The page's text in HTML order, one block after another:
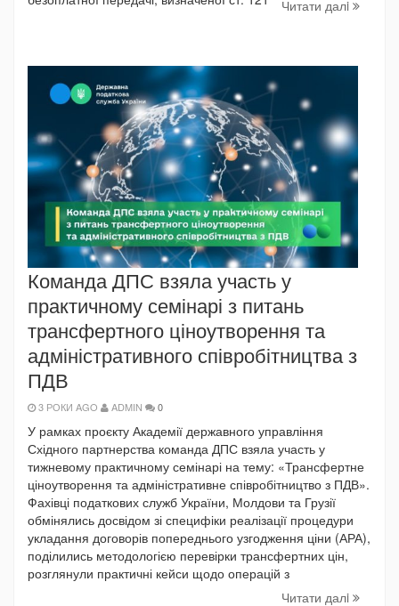
Читати далi
Команда ДПС взяла участь у
практичному семінарі з питань
трансфертного ціноутворення та
адміністративного співробітництва з
ПДВ
3 РОКИ AGO ADMIN 0
У рамках проєкту Академії державного управління
Східного партнерства команда ДПС взяла участь у
тижневому практичному семінарі на тему: «Трансфертне
ціноутворення та адміністративне співробітництво з ПДВ».
Фахівці податкових служб України, Молдови та Грузії
обмінялись досвідом зі специфіки реалізації процедури
укладання договорів попереднього узгодження ціни (АРА),
поділились методологією перевірки трансфертних цін,
розглянули практичні кейси щодо операцій з
Читати далi